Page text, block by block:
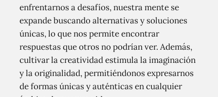
enfrentarnos a desafíos, nuestra mente se
expande buscando alternativas y soluciones
únicas, lo que nos permite encontrar
respuestas que otros no podrían ver. Además,
cultivar la creatividad estimula la imaginación
y la originalidad, permitiéndonos expresarnos
de formas únicas y auténticas en cualquier